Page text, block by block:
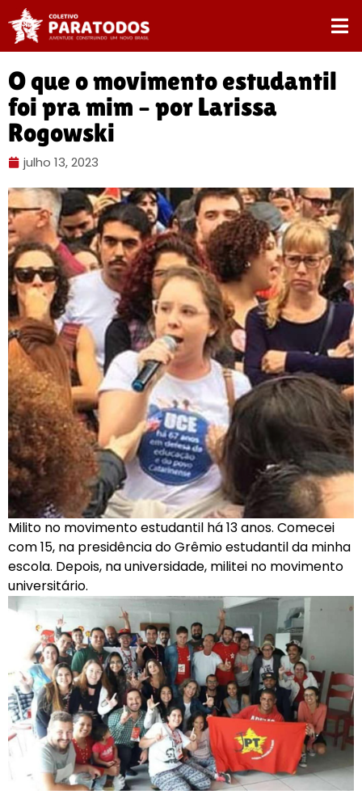
O que o movimento estudantil
foi pra mim – por Larissa
Rogowski
julho 13, 2023
Milito no movimento estudantil há 13 anos. Comecei
com 15, na presidência do Grêmio estudantil da minha
escola. Depois, na universidade, militei no movimento
universitário.